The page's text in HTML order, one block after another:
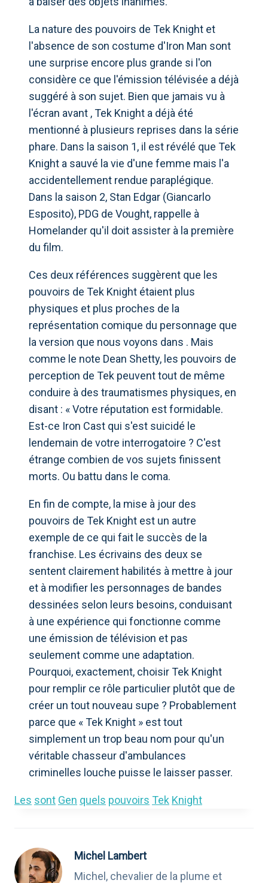
La nature des pouvoirs de Tek Knight et
l'absence de son costume d'Iron Man sont
une surprise encore plus grande si l'on
considère ce que l'émission télévisée a déjà
suggéré à son sujet. Bien que jamais vu à
l'écran avant , Tek Knight a déjà été
mentionné à plusieurs reprises dans la série
phare. Dans la saison 1, il est révélé que Tek
Knight a sauvé la vie d'une femme mais l'a
accidentellement rendue paraplégique.
Dans la saison 2, Stan Edgar (Giancarlo
Esposito), PDG de Vought, rappelle à
Homelander qu'il doit assister à la première
du film.
Ces deux références suggèrent que les
pouvoirs de Tek Knight étaient plus
physiques et plus proches de la
représentation comique du personnage que
la version que nous voyons dans . Mais
comme le note Dean Shetty, les pouvoirs de
perception de Tek peuvent tout de même
conduire à des traumatismes physiques, en
disant : « Votre réputation est formidable.
Est-ce Iron Cast qui s'est suicidé le
lendemain de votre interrogatoire ? C'est
étrange combien de vos sujets finissent
morts. Ou battu dans le coma.
En fin de compte, la mise à jour des
pouvoirs de Tek Knight est un autre
exemple de ce qui fait le succès de la
franchise. Les écrivains des deux se
sentent clairement habilités à mettre à jour
et à modifier les personnages de bandes
dessinées selon leurs besoins, conduisant
à une expérience qui fonctionne comme
une émission de télévision et pas
seulement comme une adaptation.
Pourquoi, exactement, choisir Tek Knight
pour remplir ce rôle particulier plutôt que de
créer un tout nouveau supe ? Probablement
parce que « Tek Knight » est tout
simplement un trop beau nom pour qu'un
véritable chasseur d'ambulances
criminelles louche puisse le laisser passer.
Les sont Gen quels pouvoirs Tek Knight
Michel Lambert
Michel, chevalier de la plume et